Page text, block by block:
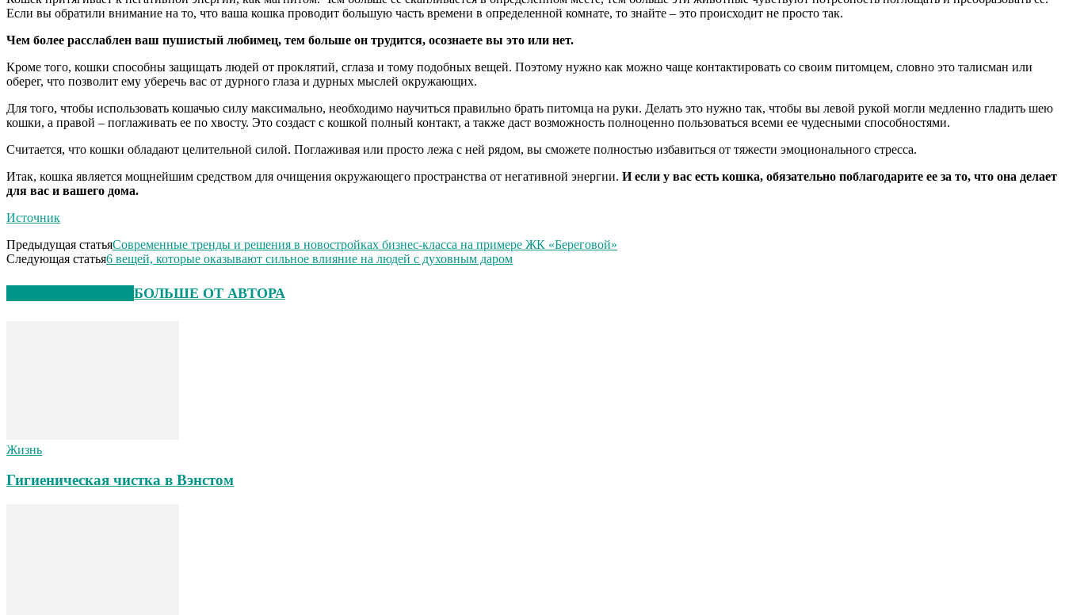
Если вы обратили внимание на то, что ваша кошка проводит большую часть времени в определенной комнате, то знайте – это происходит не просто так.
Чем более расслаблен ваш пушистый любимец, тем больше он трудится, осознаете вы это или нет.
Кроме того, кошки способны защищать людей от проклятий, сглаза и тому подобных вещей. Поэтому нужно как можно чаще контактировать со своим питомцем, словно это талисман или
оберег, что позволит ему уберечь вас от дурного глаза и дурных мыслей окружающих.
Для того, чтобы использовать кошачью силу максимально, необходимо научиться правильно брать питомца на руки. Делать это нужно так, чтобы вы левой рукой могли медленно гладить шею
кошки, а правой – поглаживать ее по хвосту. Это создаст с кошкой полный контакт, а также даст возможность полноценно пользоваться всеми ее чудесными способностями.
Считается, что кошки обладают целительной силой. Поглаживая или просто лежа с ней рядом, вы сможете полностью избавиться от тяжести эмоционального стресса.
Итак, кошка является мощнейшим средством для очищения окружающего пространства от негативной энергии. И если у вас есть кошка, обязательно поблагодарите ее за то, что она делает
для вас и вашего дома.
Источник
Предыдущая статьяСовременные тренды и решения в новостройках бизнес-класса на примере ЖК «Береговой»
Следующая статья6 вещей, которые оказывают сильное влияние на людей с духовным даром
БОЛЬШЕ ОТ АВТОРА
Жизнь
Гигиеническая чистка в Вэнстом